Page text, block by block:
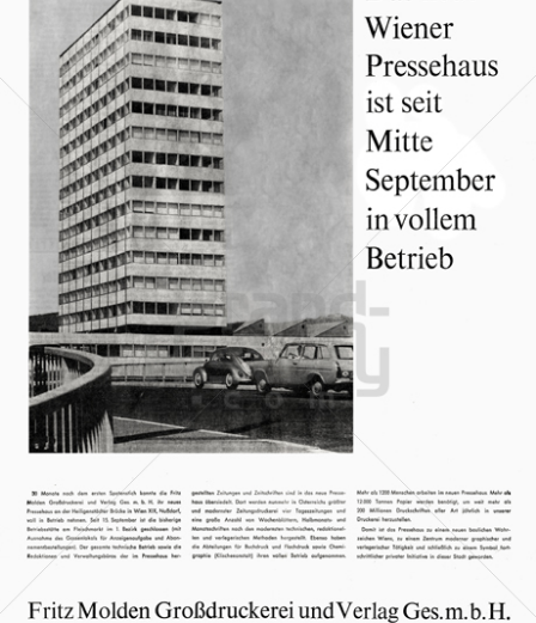
Fritz Molden Großdruckerei und Verlag Ges.m.b.H.
Neue Kronen Zeitung
1963